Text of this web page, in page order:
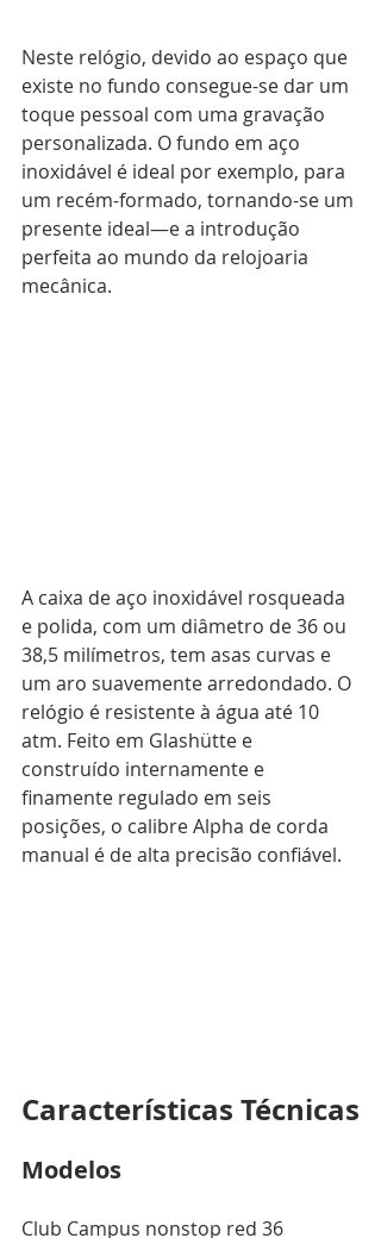
Neste relógio, devido ao espaço que
existe no fundo consegue-se dar um
toque pessoal com uma gravação
personalizada. O fundo em aço
inoxidável é ideal por exemplo, para
um recém-formado, tornando-se um
presente ideal—e a introdução
perfeita ao mundo da relojoaria
mecânica.
A caixa de aço inoxidável rosqueada
e polida, com um diâmetro de 36 ou
38,5 milímetros, tem asas curvas e
um aro suavemente arredondado. O
relógio é resistente à água até 10
atm. Feito em Glashütte e
construído internamente e
finamente regulado em seis
posições, o calibre Alpha de corda
manual é de alta precisão confiável.
Características Técnicas
Modelos
Club Campus nonstop red 36